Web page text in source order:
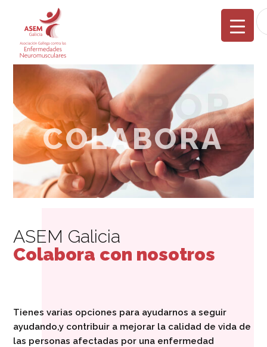
COLABOR
A
COLABORA
ASEM Galicia
Colabora con nosotros
Tienes varias opciones para ayudarnos a seguir
ayudando,y contribuir a mejorar la calidad de vida de
las personas afectadas por una enfermedad